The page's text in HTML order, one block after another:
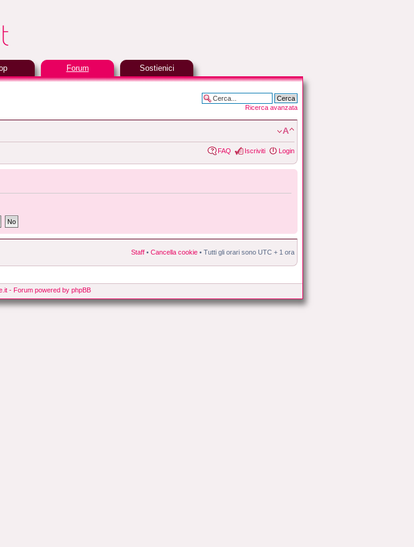
Forum Sostienici
Ricerca avanzata
FAQ Iscriviti Login
Staff • Cancella cookie • Tutti gli orari sono UTC + 1 ora
- Forum powered by phpBB